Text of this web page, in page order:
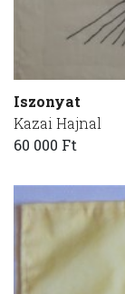
Iszonyat
Kazai Hajnal
60 000 Ft